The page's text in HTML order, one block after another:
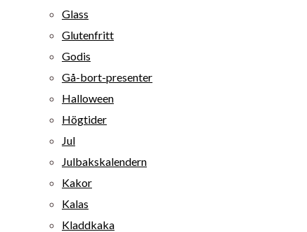
Glass
Glutenfritt
Godis
Gå-bort-presenter
Halloween
Högtider
Jul
Julbakskalendern
Kakor
Kalas
Kladdkaka